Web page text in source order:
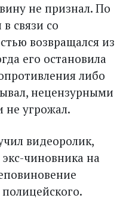
не признал. По
связи со
возвращался из
его остановила
либо
нецензурными
не угрожал.
видеоролик,
чиновника на